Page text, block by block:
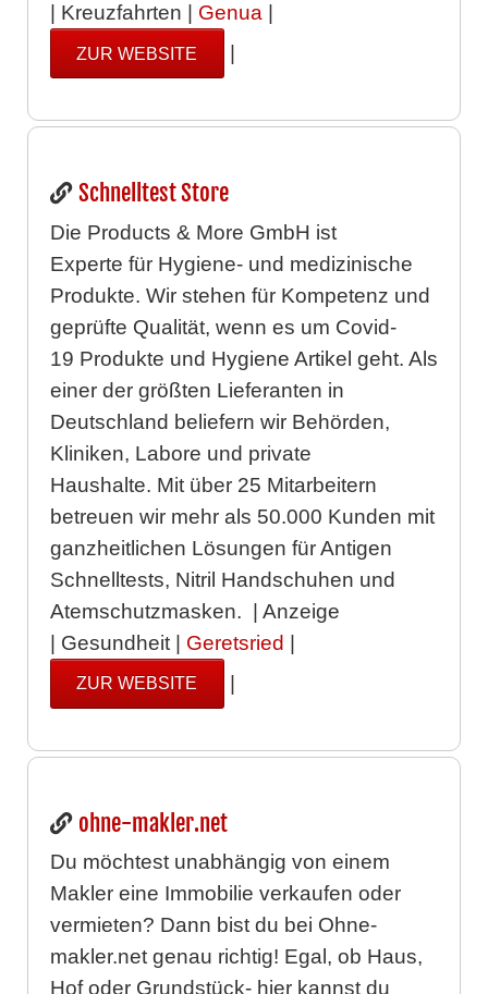
| Kreuzfahrten | Genua|
ZUR WEBSITE
Schnelltest Store
Die Products & More GmbH ist
Experte für Hygiene- und medizinische
Produkte. Wir stehen für Kompetenz und
geprüfte Qualität, wenn es um Covid-
19 Produkte und Hygiene Artikel geht. Als
einer der größten Lieferanten in
Deutschland beliefern wir Behörden,
Kliniken, Labore und private
Haushalte. Mit über 25 Mitarbeitern
betreuen wir mehr als 50.000 Kunden mit
ganzheitlichen Lösungen für Antigen
Schnelltests, Nitril Handschuhen und
Atemschutzmasken. | Anzeige
| Gesundheit | Geretsried |
ZUR WEBSITE |
ohne-makler.net
Du möchtest unabhängig von einem
Makler eine Immobilie verkaufen oder
vermieten? Dann bist du bei Ohne-
makler.net genau richtig! Egal, ob Haus,
Hof oder Grundstück- hier kannst du